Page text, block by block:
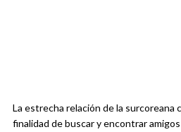
La estrecha relación de la surcoreana
finalidad de buscar y encontrar